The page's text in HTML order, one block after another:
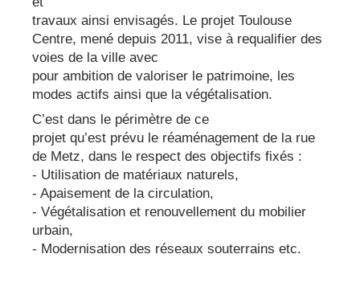
travaux ainsi envisagés. Le projet Toulouse
Centre, mené depuis 2011, vise à requalifier des
voies de la ville avec
pour ambition de valoriser le patrimoine, les
modes actifs ainsi que la végétalisation.
C’est dans le périmètre de ce
projet qu’est prévu le réaménagement de la rue
de Metz, dans le respect des objectifs fixés :
- Utilisation de matériaux naturels,
- Apaisement de la circulation,
- Végétalisation et renouvellement du mobilier
urbain,
- Modernisation des réseaux souterrains etc.